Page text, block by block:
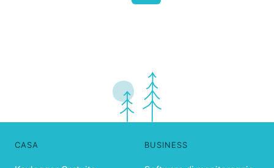
CASA BUSINESS